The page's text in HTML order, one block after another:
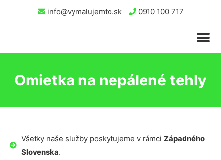
info@vymalujemto.sk 0910 100 717
Omietka na nepálené tehly
Všetky naše služby poskytujeme v rámci Západného
Slovenska.